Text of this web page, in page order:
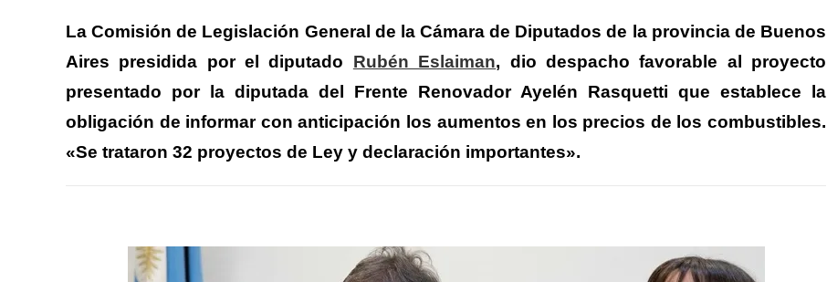
at
s
A
p
p
e
gr
a
m
e
b
o
o
k
ss
e
n
g
er
e
sk
y
m
p
ar
tir
La Comisión de Legislación General de la Cámara de Diputados de la provincia de Buenos
Aires presidida por el diputado Rubén Eslaiman, dio despacho favorable al proyecto
presentado por la diputada del Frente Renovador Ayelén Rasquetti que establece la
obligación de informar con anticipación los aumentos en los precios de los combustibles.
«Se trataron 32 proyectos de Ley y declaración importantes».